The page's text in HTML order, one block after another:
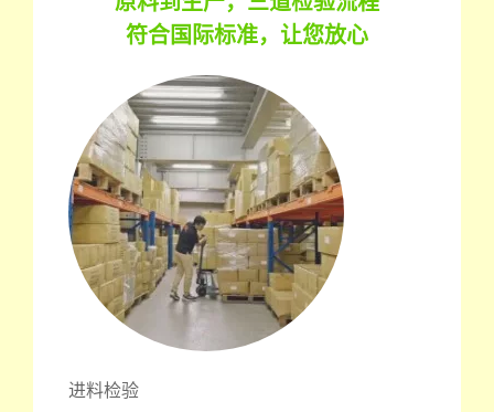
符合国际标准，让您放心
进料检验